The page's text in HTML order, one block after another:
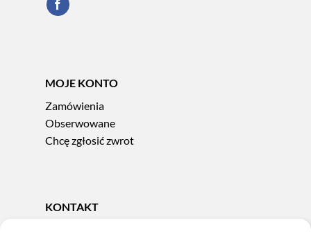
MOJE KONTO
Zamówienia
Obserwowane
Chcę zgłosić zwrot
KONTAKT